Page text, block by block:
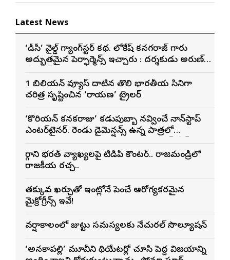
Latest News
‘డీసీ’ వైల్డ్ గ్యాంగ్‌స్టర్ కథ. లోకేష్ కనగరాజ్ గారు
అద్భుతమైన పెర్ఫార్మెన్స్ ఇచ్చారు : దర్శకుడు అరుణ్
1 బిలియన్ వ్యూస్ దాటిన తొలి భారతీయ సినిమాగా
చరిత్ర సృష్టించిన ‘రామాయణ’ ట్రైలర్
‘కొరియన్ కనకరాజు’ కడుపుబ్బా నవ్వించే నాన్‌స్టాప్
ఎంటర్‌టైనర్. రెండు డైమెన్షన్స్ ఉన్న పాత్రలో
మార్గాని భరత్ వ్యాఖ్యలపై టీడీపీ కౌంటర్.. రాజమండ్రిలో
రాజకీయ రచ్చ..
తక్కువ ఖర్చుతో ఇంట్లోనే పెంచే ఆరోగ్యకరమైన
మైక్రోగ్రీన్స్ ఇవే!
వర్షాకాలంలో జుట్టు సమస్యలకు నేచురల్ సొల్యూషన్
‘అనకాపల్లి’ మూవీని థియేటర్లో చూసి పెద్ద విజయాన్ని